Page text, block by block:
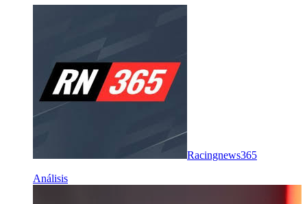
Racingnews365
Análisis